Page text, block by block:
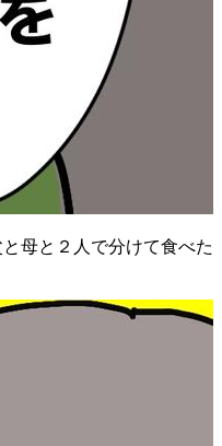
母と２人で分けて食べた